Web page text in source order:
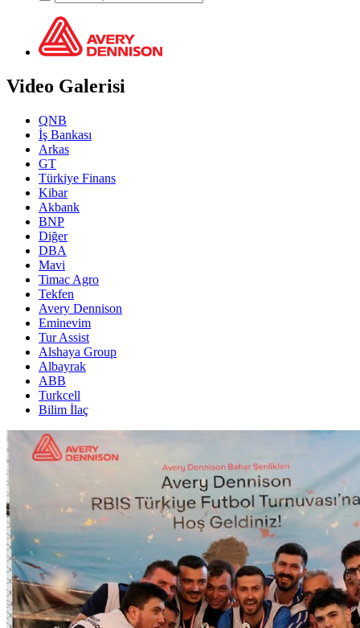
Video Galerisi
QNB
İş Bankası
Arkas
GT
Türkiye Finans
Kibar
Akbank
BNP
Diğer
DBA
Mavi
Timac Agro
Tekfen
Avery Dennison
Eminevim
Tur Assist
Alshaya Group
Albayrak
ABB
Turkcell
Bilim İlaç